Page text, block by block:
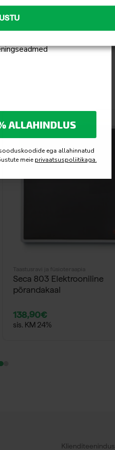
Taastusravi ja füsioteraapia
Seca 803 Elektrooniline
põrandakaal
138,90€
sis. KM 24%
Klienditeenindus
ALLAHINDLUS
ega allahinnatud
meie privaatsuspoliitikaga.